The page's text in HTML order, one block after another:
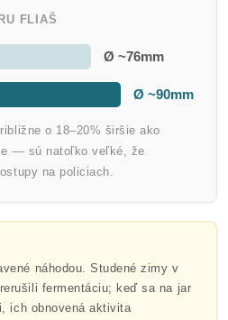
FLIAŠ
Ø ~76mm
Ø ~90mm
o 18–20% širšie ako
— sú natoľko veľké, že
na policiach.
náhodou. Studené zimy v
fermentáciu; keď sa na jar
ich obnovená aktivita